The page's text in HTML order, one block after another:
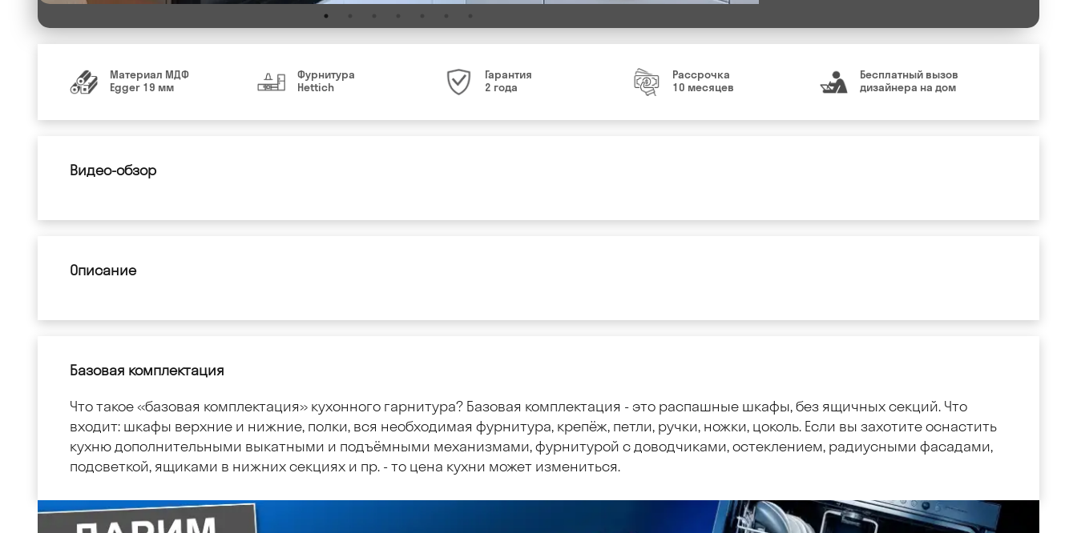
Материал МДФ
Egger 19 мм
Фурнитура
Hettich
Гарантия
2 года
Рассрочка
10 месяцев
Бесплатный вызов
дизайнера на дом
Видео-обзор
Описание
Базовая комплектация
Что такое «базовая комплектация» кухонного гарнитура? Базовая комплектация - это распашные шкафы, без ящичных секций. Что
входит: шкафы верхние и нижние, полки, вся необходимая фурнитура, крепёж, петли, ручки, ножки, цоколь. Если вы захотите оснастить
кухню дополнительными выкатными и подъёмными механизмами, фурнитурой с доводчиками, остеклением, радиусными фасадами,
подсветкой, ящиками в нижних секциях и пр. - то цена кухни может измениться.